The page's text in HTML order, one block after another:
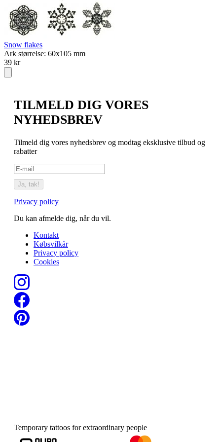
Snow flakes
Ark størrelse: 60x105 mm
39 kr
TILMELD DIG VORES
NYHEDSBREV
Tilmeld dig vores nyhedsbrev og modtag eksklusive tilbud og
rabatter
Ja, tak!
Privacy policy
Du kan afmelde dig, når du vil.
Kontakt
Købsvilkår
Privacy policy
Cookies
Temporary tattoos for extraordinary people